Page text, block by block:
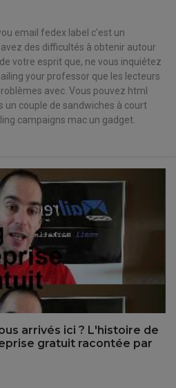
email fedex label c'est un
des difficultés à obtenir autour
votre esprit que, ne vous inquiétez
your professor que les lecteurs
avec. Vous pouvez html
un couple de sandwiches à court
campaigns mac un gadget.
arrivés ici ? L'histoire de
gratuit racontée par